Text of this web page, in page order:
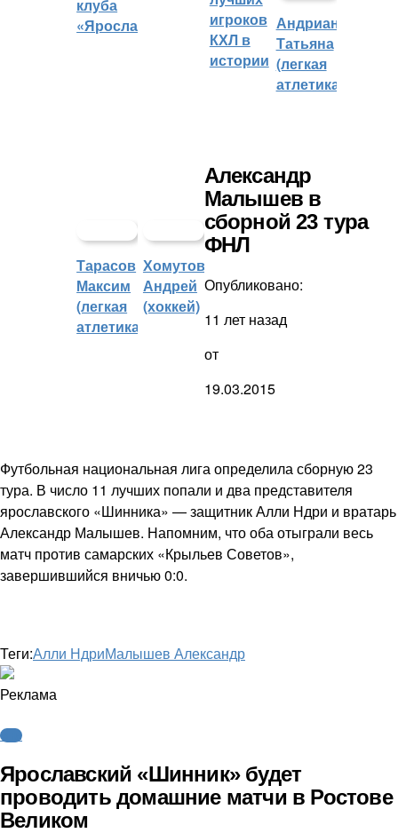
клуба
«Ярославич»
игроков
КХЛ в
истории
Андрианова
Татьяна
(легкая
атлетика)
Тарасов
Максим
(легкая
атлетика)
Хомутов
Андрей
(хоккей)
Александр
Малышев в
сборной 23 тура
ФНЛ
Опубликовано:
11 лет назад
от
19.03.2015
Футбольная национальная лига определила сборную 23
тура. В число 11 лучших попали и два представителя
ярославского «Шинника» — защитник Алли Ндри и вратарь
Александр Малышев. Напомним, что оба отыграли весь
матч против самарских «Крыльев Советов»,
завершившийся вничью 0:0.
Теги:Алли НдриМалышев Александр
Реклама
ФНЛ
Ярославский «Шинник» будет
проводить домашние матчи в Ростове
Великом